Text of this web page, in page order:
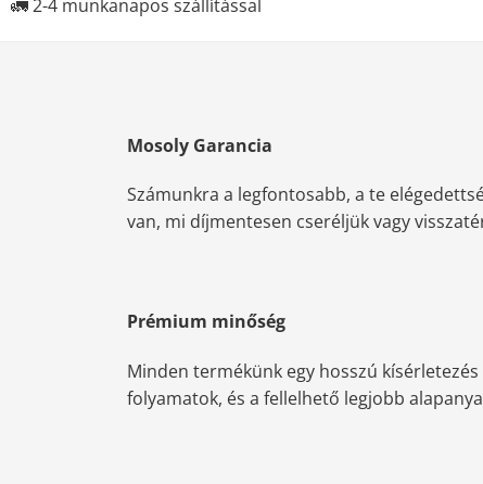
🚛 2-4 munkanapos szállítással
Mosoly Garancia
Számunkra a legfontosabb, a te
van, mi díjmentesen cseréljük vagy
Prémium minőség
Minden termékünk egy hosszú
folyamatok, és a fellelhető legjobb